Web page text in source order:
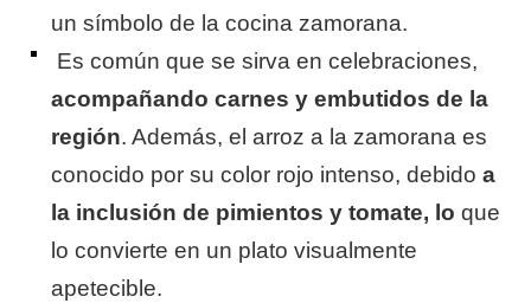
un símbolo de la cocina zamorana.
Es común que se sirva en celebraciones,
acompañando carnes y embutidos de la
región. Además, el arroz a la zamorana es
conocido por su color rojo intenso, debido a
la inclusión de pimientos y tomate, lo que
lo convierte en un plato visualmente
apetecible.